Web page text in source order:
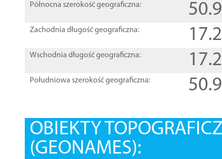
Północna szerokość geograficzna:
Zachodnia długość geograficzna:
Wschodnia długość geograficzna:
Południowa szerokość geograficzna:
OBIEKTY
(GEONAMES):